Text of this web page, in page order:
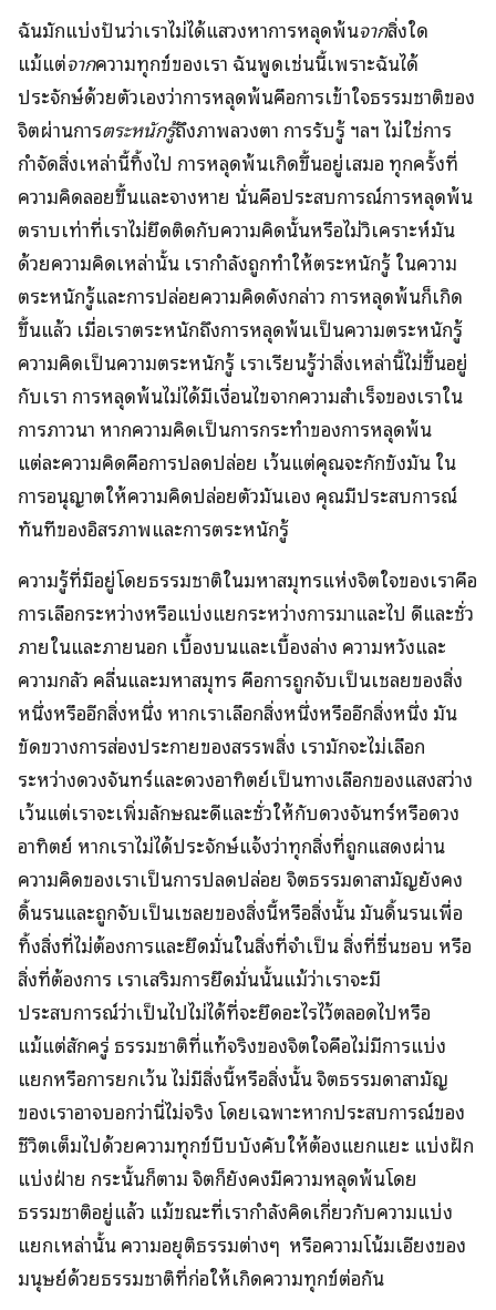
ฉันมักแบ่งปันว่าเราไม่ได้แสวงหาการหลุดพ้นจากสิ่งใด
แม้แต่จากความทุกข์ของเรา ฉันพูดเช่นนี้เพราะฉันได้
ประจักษ์ด้วยตัวเองว่าการหลุดพ้นคือการเข้าใจธรรมชาติของ
จิตผ่านการตระหนักรู้ถึงภาพลวงตา การรับรู้ ฯลฯ ไม่ใช่การ
กำจัดสิ่งเหล่านี้ทิ้งไป การหลุดพ้นเกิดขึ้นอยู่เสมอ ทุกครั้งที่
ความคิดลอยขึ้นและจางหาย นั่นคือประสบการณ์การหลุดพ้น
ตราบเท่าที่เราไม่ยึดติดกับความคิดนั้นหรือไม่วิเคราะห์มัน
ด้วยความคิดเหล่านั้น เรากำลังถูกทำให้ตระหนักรู้ ในความ
ตระหนักรู้และการปล่อยความคิดดังกล่าว การหลุดพ้นก็เกิด
ขึ้นแล้ว เมื่อเราตระหนักถึงการหลุดพ้นเป็นความตระหนักรู้
ความคิดเป็นความตระหนักรู้ เราเรียนรู้ว่าสิ่งเหล่านี้ไม่ขึ้นอยู่
กับเรา การหลุดพ้นไม่ได้มีเงื่อนไขจากความสำเร็จของเราใน
การภาวนา หากความคิดเป็นการกระทำของการหลุดพ้น
แต่ละความคิดคือการปลดปล่อย เว้นแต่คุณจะกักขังมัน ใน
การอนุญาตให้ความคิดปล่อยตัวมันเอง คุณมีประสบการณ์
ทันทีของอิสรภาพและการตระหนักรู้
ความรู้ที่มีอยู่โดยธรรมชาติในมหาสมุทรแห่งจิตใจของเราคือ
การเลือกระหว่างหรือแบ่งแยกระหว่างการมาและไป ดีและชั่ว
ภายในและภายนอก เบื้องบนและเบื้องล่าง ความหวังและ
ความกลัว คลื่นและมหาสมุทร คือการถูกจับเป็นเชลยของสิ่ง
หนึ่งหรืออีกสิ่งหนึ่ง หากเราเลือกสิ่งหนึ่งหรืออีกสิ่งหนึ่ง มัน
ขัดขวางการส่องประกายของสรรพสิ่ง เรามักจะไม่เลือก
ระหว่างดวงจันทร์และดวงอาทิตย์เป็นทางเลือกของแสงสว่าง
เว้นแต่เราจะเพิ่มลักษณะดีและชั่วให้กับดวงจันทร์หรือดวง
อาทิตย์ หากเราไม่ได้ประจักษ์แจ้งว่าทุกสิ่งที่ถูกแสดงผ่าน
ความคิดของเราเป็นการปลดปล่อย จิตธรรมดาสามัญยังคง
ดิ้นรนและถูกจับเป็นเชลยของสิ่งนี้หรือสิ่งนั้น มันดิ้นรนเพื่อ
ทิ้งสิ่งที่ไม่ต้องการและยึดมั่นในสิ่งที่จำเป็น สิ่งที่ชื่นชอบ หรือ
สิ่งที่ต้องการ เราเสริมการยึดมั่นนั้นแม้ว่าเราจะมี
ประสบการณ์ว่าเป็นไปไม่ได้ที่จะยึดอะไรไว้ตลอดไปหรือ
แม้แต่สักครู่ ธรรมชาติที่แท้จริงของจิตใจคือไม่มีการแบ่ง
แยกหรือการยกเว้น ไม่มีสิ่งนี้หรือสิ่งนั้น จิตธรรมดาสามัญ
ของเราอาจบอกว่านี่ไม่จริง โดยเฉพาะหากประสบการณ์ของ
ชีวิตเต็มไปด้วยความทุกข์บีบบังคับให้ต้องแยกแยะ แบ่งฝัก
แบ่งฝ่าย กระนั้นก็ตาม จิตก็ยังคงมีความหลุดพ้นโดย
ธรรมชาติอยู่แล้ว แม้ขณะที่เรากำลังคิดเกี่ยวกับความแบ่ง
แยกเหล่านั้น ความอยุติธรรมต่างๆ หรือความโน้มเอียงของ
มนุษย์ด้วยธรรมชาติที่ก่อให้เกิดความทุกข์ต่อกัน